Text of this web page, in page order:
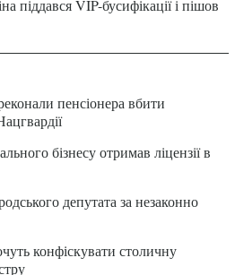
піддався VIP-бусифікації і пішов
пенсіонера вбити
бізнесу отримав ліцензії в
депутата за незаконно
конфіскувати столичну